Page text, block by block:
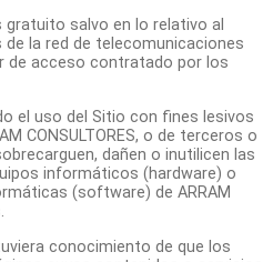
salvo en lo relativo al
la red de telecomunicaciones
de acceso contratado por los
el uso del Sitio con fines lesivos
CONSULTORES, o de terceros o
dañen o inutilicen las
informáticos (hardware) o
(software) de ARRAM
conocimiento de que los